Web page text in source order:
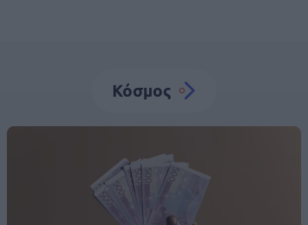
Κόσμος